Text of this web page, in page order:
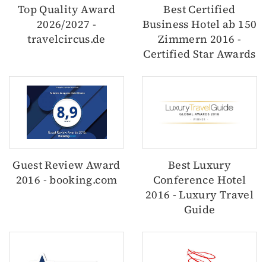
Top Quality Award
2026/2027 -
travelcircus.de
Best Certified
Business Hotel ab 150
Zimmern 2016 -
Certified Star Awards
Guest Review Award
2016 - booking.com
Best Luxury
Conference Hotel
2016 - Luxury Travel
Guide